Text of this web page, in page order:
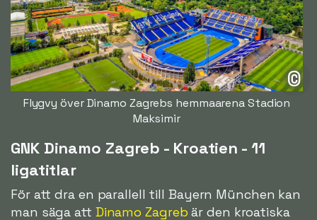
©
Flygvy över Dinamo Zagrebs hemmaarena Stadion
Maksimir
GNK Dinamo Zagreb - Kroatien - 11
ligatitlar
För att dra en parallell till Bayern München kan
man säga att Dinamo Zagreb är den kroatiska